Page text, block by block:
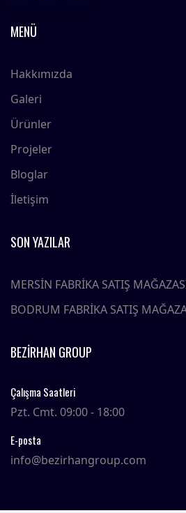
MENÜ
Hakkımızda
Galeri
Ürünler
Projeler
Bloglar
İletişim
SON YAZILAR
MERSİN FABRİKA SATIŞ
BODRUM FABRİKA SATIŞ
BEZIRHAN GROUP
Çalışma Saatleri
Pzt. Cmt. 09:00 - 18:00
E-posta
info@bezirhangroup.com